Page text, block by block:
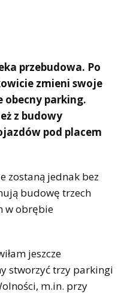
przebudowa. Po
zmieni swoje
obecny parking.
z budowy
pod placem
zostaną jednak bez
budowę trzech
w obrębie
jeszcze
stworzyć trzy parkingi
m.in. przy